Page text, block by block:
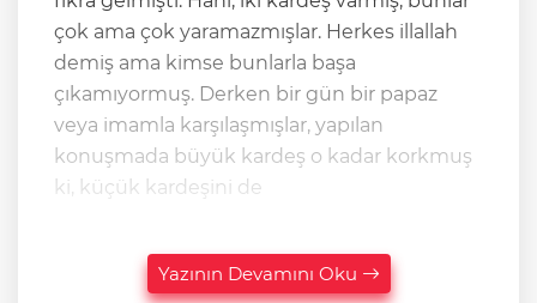
çok ama çok yaramazmışlar. Herkes illallah
demiş ama kimse bunlarla başa
çıkamıyormuş. Derken bir gün bir papaz
veya imamla karşılaşmışlar, yapılan
konuşmada büyük kardeş o kadar korkmuş
ki, küçük kardeşini de
Yazının Devamını Oku